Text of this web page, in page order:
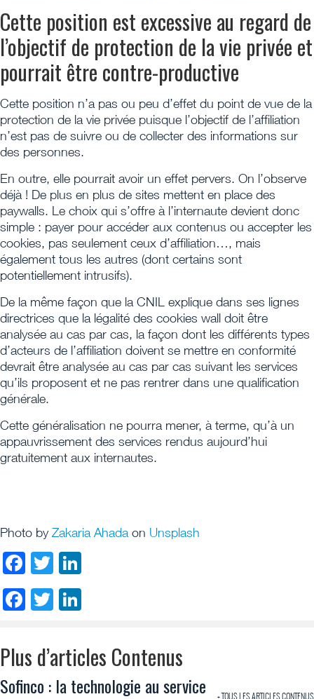
Cette position est excessive au regard de
l’objectif de protection de la vie privée et
pourrait être contre-productive
Cette position n’a pas ou peu d’effet du point de vue de la
protection de la vie privée puisque l’objectif de l’affiliation
n’est pas de suivre ou de collecter des informations sur
des personnes.
En outre, elle pourrait avoir un effet pervers. On l’observe
déjà ! De plus en plus de sites mettent en place des
paywalls. Le choix qui s’offre à l’internaute devient donc
simple : payer pour accéder aux contenus ou accepter les
cookies, pas seulement ceux d’affiliation…, mais
également tous les autres (dont certains sont
potentiellement intrusifs).
De la même façon que la CNIL explique dans ses lignes
directrices que la légalité des cookies wall doit être
analysée au cas par cas, la façon dont les différents types
d’acteurs de l’affiliation doivent se mettre en conformité
devrait être analysée au cas par cas suivant les services
qu’ils proposent et ne pas rentrer dans une qualification
générale.
Cette généralisation ne pourra mener, à terme, qu’à un
appauvrissement des services rendus aujourd’hui
gratuitement aux internautes.
Photo byZakaria Ahada on Unsplash
Facebook
Twitter
Facebook
Twitter
Plus d’articles Contenus
+ TOUS LES ARTICLES CONTENUS
Sofinco : la technologie au service